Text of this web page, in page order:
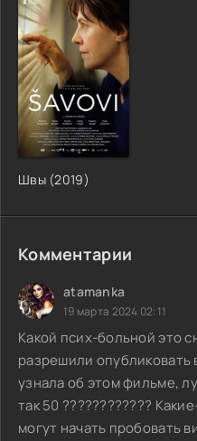
Швы (2019)
Комментарии
atamanka
19 марта 2024 02:11
Какой псих-больной это
разрешили опубликовать
узнала об этом фильме,
так 50 ????????????
могут начать пробовать